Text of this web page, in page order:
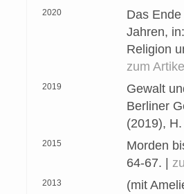
2020
Das
Jahren,
Religion
zum
2019
Gewalt
Berliner
(2019),
2015
Morden
64-67. |
2013
(mit